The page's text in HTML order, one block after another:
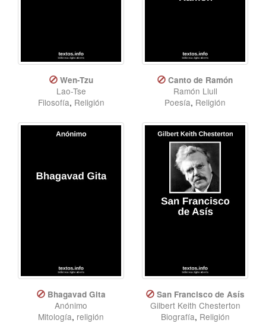
Wen-Tzu
Lao-Tse
Filosofía, Religión
Canto de Ramón
Ramón Llull
Poesía, Religión
Bhagavad Gita
Anónimo
Mitología, religión
San Francisco de Asís
Gilbert Keith Chesterton
Biografía, Religión